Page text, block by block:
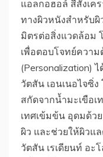
แอลกอฮอล์ สีสังเค
ทางผิวหนังสำหรับผิ
มิตรต่อสิ่งแวดล้อม
เพื่อตอบโจทย์ควา
(Personalization)
วัตสัน เอนเนอไจซิ่
สกัดจากน้ำมะเขือเ
เทศเข้มข้น อุดมด้ว
ผิว และช่วยให้ผิวแ
วัตสัน เรเดียนท์ อะ